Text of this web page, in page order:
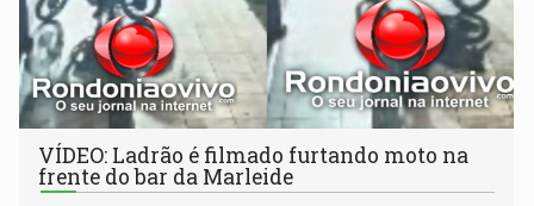
VÍDEO: Ladrão é filmado furtando moto na
frente do bar da Marleide